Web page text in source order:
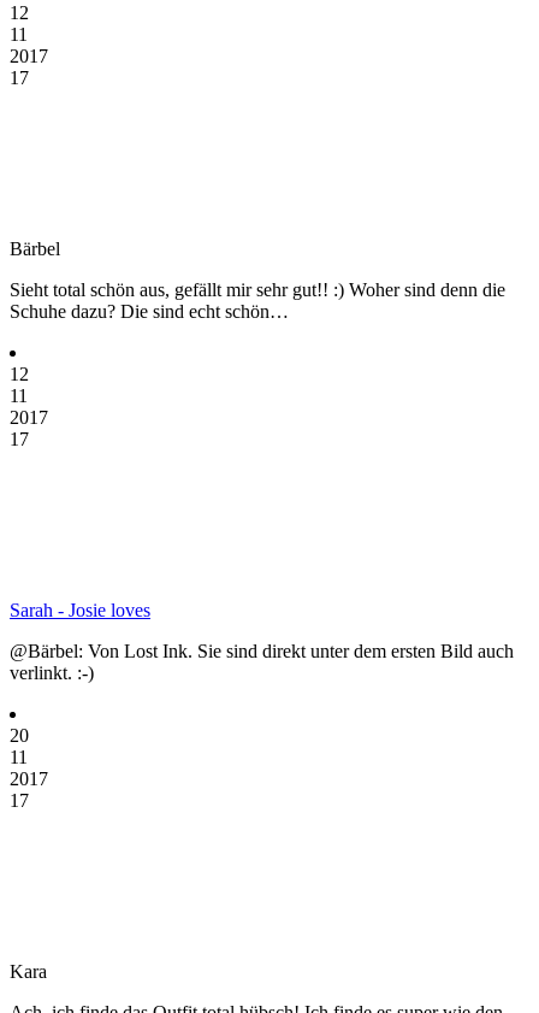
12
11
2017
17
Bärbel
Sieht total schön aus, gefällt mir sehr gut!! :) Woher sind denn die
Schuhe dazu? Die sind echt schön…
12
11
2017
17
Sarah - Josie loves
@Bärbel: Von Lost Ink. Sie sind direkt unter dem ersten Bild auch
verlinkt. :-)
20
11
2017
17
Kara